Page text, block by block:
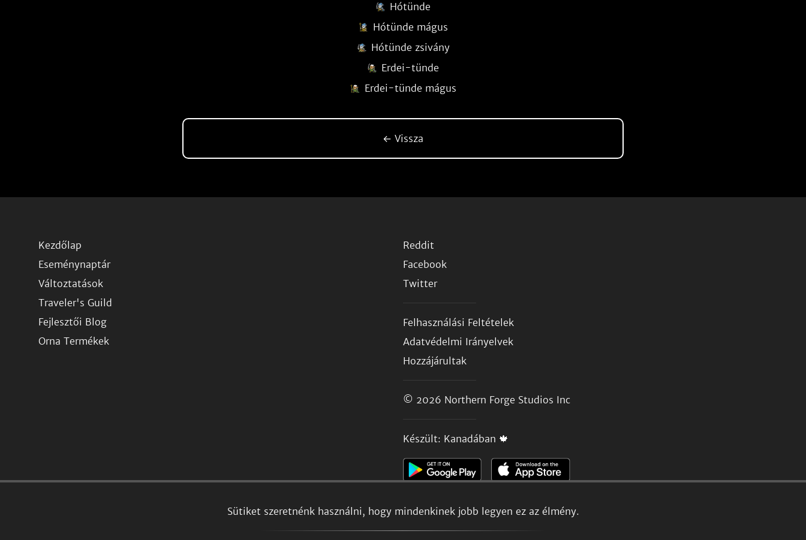
Sütiket szeretnénk használni, hogy mindenkinek jobb legyen ez az élmény.
Hótünde
Hótünde mágus
Hótünde zsivány
Erdei-tünde
Erdei-tünde mágus
← Vissza
Kezdőlap
Eseménynaptár
Változtatások
Traveler's Guild
Fejlesztői Blog
Orna Termékek
Reddit
Facebook
Twitter
Felhasználási Feltételek
Adatvédelmi Irányelvek
Hozzájárultak
© 2026 Northern Forge Studios Inc
Készült: Kanadában 🍁